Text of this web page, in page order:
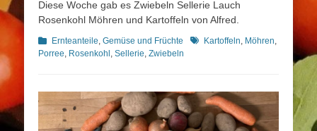
Diese Woche gab es Zwiebeln Sellerie Lauch
Rosenkohl Möhren und Kartoffeln von Alfred.
Kategorien
Ernteanteile, Gemüse und Früchte Schlagworte
Kartoffeln, Möhren,
Porree, Rosenkohl, Sellerie, Zwiebeln